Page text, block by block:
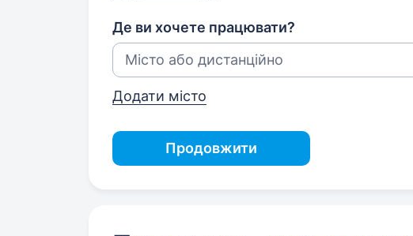
Де ви хочете працювати?
Додати місто
Продовжити